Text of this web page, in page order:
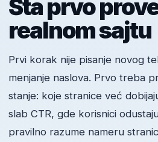
Šta prvo
realnom sajtu
Prvi korak nije pisanje novog
menjanje naslova. Prvo treba
stanje: koje stranice već
slab CTR, gde korisnici
pravilno razume nameru